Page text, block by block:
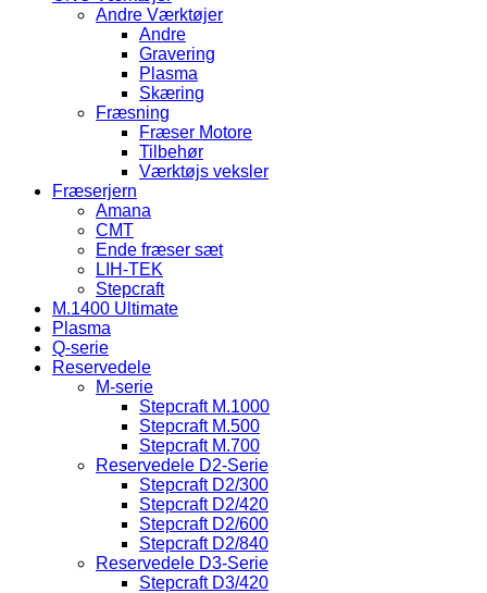
Andre Værktøjer
Andre
Gravering
Plasma
Skæring
Fræsning
Fræser Motore
Tilbehør
Værktøjs veksler
Fræserjern
Amana
CMT
Ende fræser sæt
LIH-TEK
Stepcraft
M.1400 Ultimate
Plasma
Q-serie
Reservedele
M-serie
Stepcraft M.1000
Stepcraft M.500
Stepcraft M.700
Reservedele D2-Serie
Stepcraft D2/300
Stepcraft D2/420
Stepcraft D2/600
Stepcraft D2/840
Reservedele D3-Serie
Stepcraft D3/420